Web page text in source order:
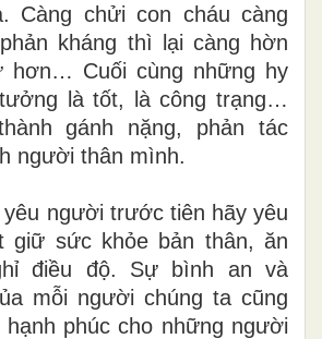
Càng chửi con cháu càng
kháng thì lại càng hờn
hơn… Cuối cùng những hy
là tốt, là công trạng…
gánh nặng, phản tác
người thân mình.
người trước tiên hãy yêu
giữ sức khỏe bản thân, ăn
điều độ. Sự bình an và
mỗi người chúng ta cũng
phúc cho những người